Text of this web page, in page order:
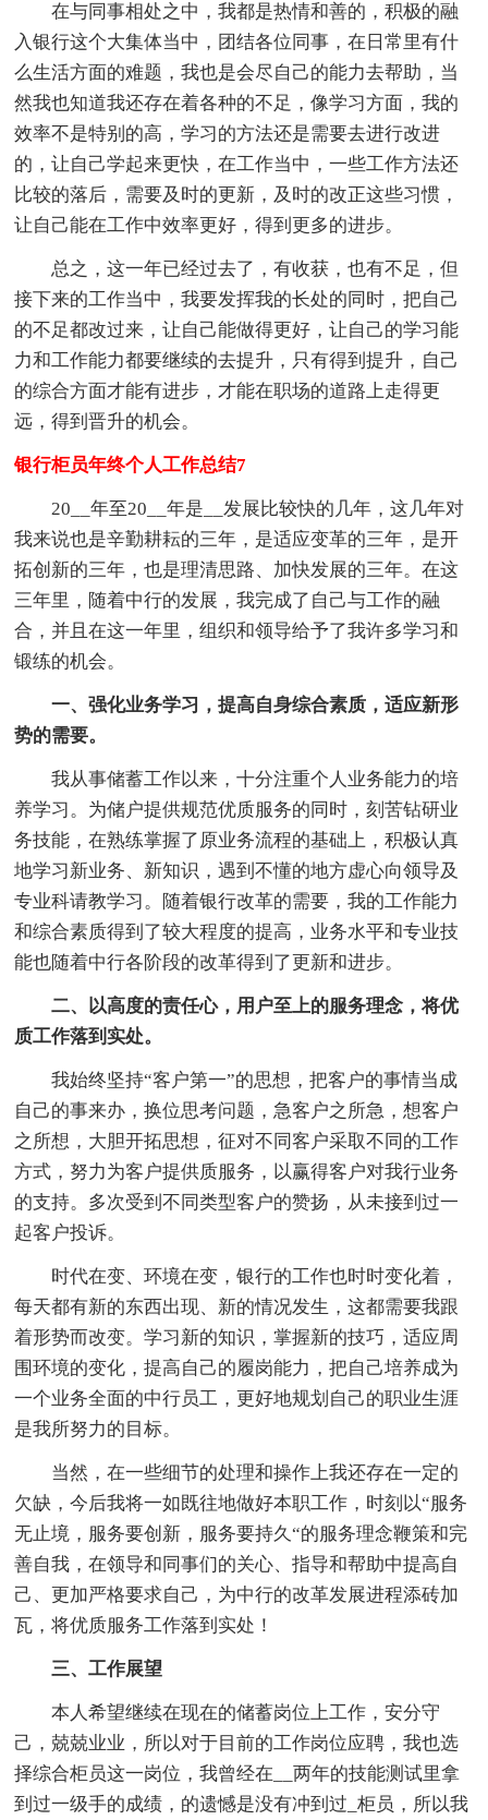
在与同事相处之中，我都是热情和善的，积极的融
入银行这个大集体当中，团结各位同事，在日常里有什
么生活方面的难题，我也是会尽自己的能力去帮助，当
然我也知道我还存在着各种的不足，像学习方面，我的
效率不是特别的高，学习的方法还是需要去进行改进
的，让自己学起来更快，在工作当中，一些工作方法还
比较的落后，需要及时的更新，及时的改正这些习惯，
让自己能在工作中效率更好，得到更多的进步。
总之，这一年已经过去了，有收获，也有不足，但
接下来的工作当中，我要发挥我的长处的同时，把自己
的不足都改过来，让自己能做得更好，让自己的学习能
力和工作能力都要继续的去提升，只有得到提升，自己
的综合方面才能有进步，才能在职场的道路上走得更
远，得到晋升的机会。
银行柜员年终个人工作总结7
20__年至20__年是__发展比较快的几年，这几年对
我来说也是辛勤耕耘的三年，是适应变革的三年，是开
拓创新的三年，也是理清思路、加快发展的三年。在这
三年里，随着中行的发展，我完成了自己与工作的融
合，并且在这一年里，组织和领导给予了我许多学习和
锻练的机会。
一、强化业务学习，提高自身综合素质，适应新形
势的需要。
我从事储蓄工作以来，十分注重个人业务能力的培
养学习。为储户提供规范优质服务的同时，刻苦钻研业
务技能，在熟练掌握了原业务流程的基础上，积极认真
地学习新业务、新知识，遇到不懂的地方虚心向领导及
专业科请教学习。随着银行改革的需要，我的工作能力
和综合素质得到了较大程度的提高，业务水平和专业技
能也随着中行各阶段的改革得到了更新和进步。
二、以高度的责任心，用户至上的服务理念，将优
质工作落到实处。
我始终坚持“客户第一”的思想，把客户的事情当成
自己的事来办，换位思考问题，急客户之所急，想客户
之所想，大胆开拓思想，征对不同客户采取不同的工作
方式，努力为客户提供质服务，以赢得客户对我行业务
的支持。多次受到不同类型客户的赞扬，从未接到过一
起客户投诉。
时代在变、环境在变，银行的工作也时时变化着，
每天都有新的东西出现、新的情况发生，这都需要我跟
着形势而改变。学习新的知识，掌握新的技巧，适应周
围环境的变化，提高自己的履岗能力，把自己培养成为
一个业务全面的中行员工，更好地规划自己的职业生涯
是我所努力的目标。
当然，在一些细节的处理和操作上我还存在一定的
欠缺，今后我将一如既往地做好本职工作，时刻以“服务
无止境，服务要创新，服务要持久“的服务理念鞭策和完
善自我，在领导和同事们的关心、指导和帮助中提高自
己、更加严格要求自己，为中行的改革发展进程添砖加
瓦，将优质服务工作落到实处！
三、工作展望
本人希望继续在现在的储蓄岗位上工作，安分守
己，兢兢业业，所以对于目前的工作岗位应聘，我也选
择综合柜员这一岗位，我曾经在__两年的技能测试里拿
到过一级手的成绩，的遗憾是没有冲到过_柜员，所以我